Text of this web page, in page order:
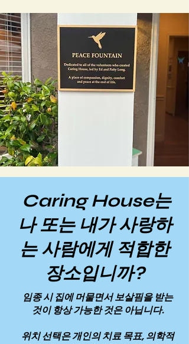
Caring House는
나 또는 내가 사랑하
는 사람에게 적합한
장소입니까?
임종 시 집에 머물면서 보살핌을 받는
것이 항상 가능한 것은 아닙니다.
위치 선택은 개인의 치료 목표, 의학적